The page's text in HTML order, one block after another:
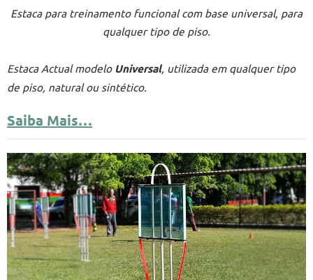
Estaca para treinamento funcional com base universal, para
qualquer tipo de piso.
Estaca Actual modelo Universal, utilizada em qualquer tipo
de piso, natural ou sintético.
Saiba Mais…